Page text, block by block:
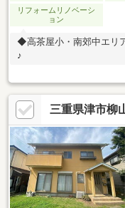
リフォームリノベーシ
ョン
◆高茶屋小・南郊中エリ
♪
三重県津市柳